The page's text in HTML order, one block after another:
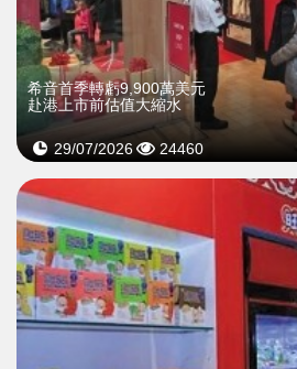
希音首季轉虧9,900萬美元
赴港上市前估值大縮水
29/07/2026 24460